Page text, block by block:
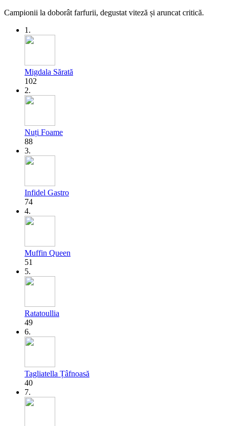
Campionii la doborât farfurii, degustat viteză și aruncat critică.
1.
Migdala Sărată
102
2.
Nuți Foame
88
3.
Infidel Gastro
74
4.
Muffin Queen
51
5.
Ratatoullia
49
6.
Tagliatella Țâfnoasă
40
7.